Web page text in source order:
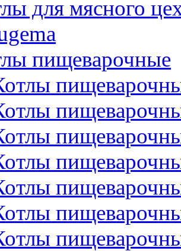
для мясного
пищеварочные